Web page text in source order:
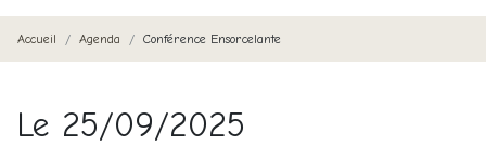
Accueil Agenda Conférence Ensorcelante
Le 25/09/2025